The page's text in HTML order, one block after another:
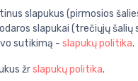
Produkto kodas:
Barkodas:
slapukus (pirmosios
slapukai (trečiųjų
sutikimą - slapukų politika.
žrslapukų politika.